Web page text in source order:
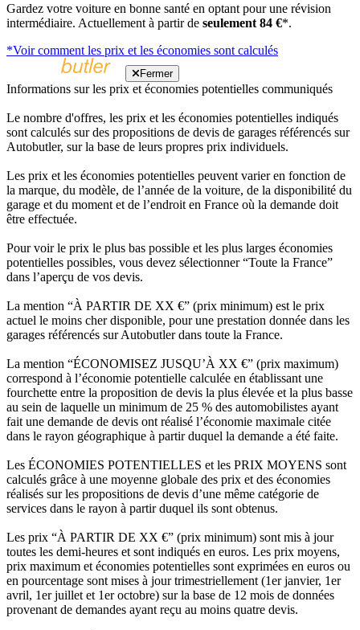
Gardez votre voiture en bonne santé en optant pour une révision
intermédiaire. Actuellement à partir de seulement 84 €*.
*Voir comment les prix et les économies sont calculés
Fermer
Informations sur les prix et économies potentielles communiqués
Le nombre d'offres, les prix et les économies potentielles indiqués
sont calculés sur des propositions de devis de garages référencés sur
Autobutler, sur la base de leurs propres prix individuels.
Les prix et les économies potentielles peuvent varier en fonction de
la marque, du modèle, de l’année de la voiture, de la disponibilité du
garage et du moment et de l’endroit en France où la demande doit
être effectuée.
Pour voir le prix le plus bas possible et les plus larges économies
potentielles possibles, vous devez sélectionner “Toute la France”
dans l’aperçu de vos devis.
La mention “À PARTIR DE XX €” (prix minimum) est le prix
actuel le moins cher disponible, pour une prestation donnée dans les
garages référencés sur Autobutler dans toute la France.
La mention “ÉCONOMISEZ JUSQU’À XX €” (prix maximum)
correspond à l’économie potentielle calculée en établissant une
fourchette entre la proposition de devis la plus élevée et la plus basse
au sein de laquelle un minimum de 25 % des automobilistes ayant
fait une demande de devis ont réalisé l’économie maximale citée
dans le rayon géographique à partir duquel la demande a été faite.
Les ÉCONOMIES POTENTIELLES et les PRIX MOYENS sont
calculés grâce à une moyenne globale des prix et des économies
réalisés sur les propositions de devis d’une même catégorie de
services dans le rayon à partir duquel ils sont obtenus.
Les prix “À PARTIR DE XX €” (prix minimum) sont mis à jour
toutes les demi-heures et sont indiqués en euros. Les prix moyens,
prix maximum et économies potentielles sont exprimées en euros ou
en pourcentage sont mises à jour trimestriellement (1er janvier, 1er
avril, 1er juillet et 1er octobre) sur la base de 12 mois de données
provenant de demandes ayant reçu au moins quatre devis.